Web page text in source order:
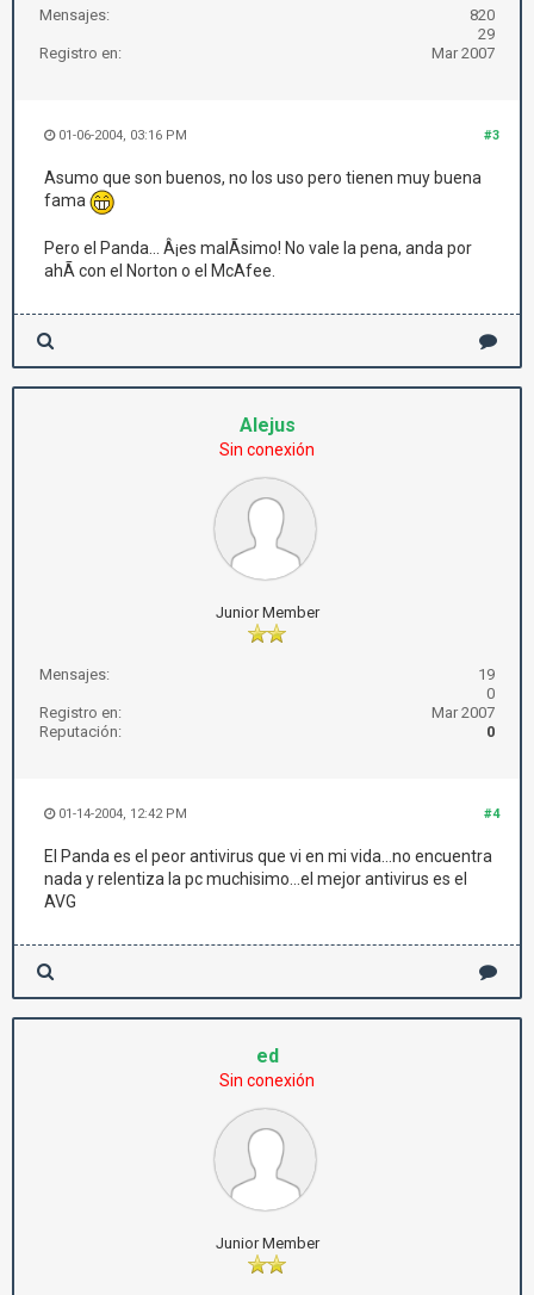
Mensajes:
820
29
Registro en:
Mar 2007
#3
01-06-2004, 03:16 PM
Asumo que son buenos, no los uso pero tienen muy buena
fama
Pero el Panda... Â¡es malÃ­simo! No vale la pena, anda por
ahÃ­ con el Norton o el McAfee.
Alejus
Sin conexión
Junior Member
Mensajes:
19
0
Registro en:
Mar 2007
Reputación:
0
#4
01-14-2004, 12:42 PM
El Panda es el peor antivirus que vi en mi vida...no encuentra
nada y relentiza la pc muchisimo...el mejor antivirus es el
AVG
ed
Sin conexión
Junior Member